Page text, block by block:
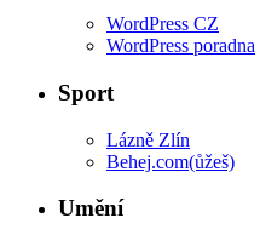
WordPress CZ
WordPress poradna
Sport
Lázně Zlín
Behej.com(ůžeš)
Umění